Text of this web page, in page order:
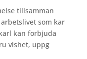
tillsamman
som kar
kan forbjuda
vishet, uppg